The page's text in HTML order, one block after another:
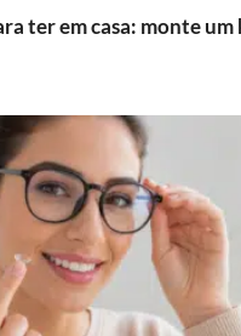
ter em casa: monte um